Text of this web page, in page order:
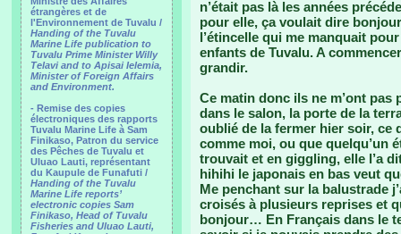
étrangères et de
l'Environnement de Tuvalu /
Handing of the Tuvalu
Marine Life publication to
Tuvalu Prime Minister Willy
Telavi and to Apisai Ielemia,
Minister of Foreign Affairs
and Environment.
- Remise des copies
électroniques des rapports
Tuvalu Marine Life à Sam
Finikaso, Patron du service
des Pêches de Tuvalu et
Uluao Lauti, représentant
du Kaupule de Funafuti /
Handing of the Tuvalu
Marine Life reports’
electronic copies Sam
Finikaso, Head of Tuvalu
Fisheries and Uluao Lauti,
n’était pas là les années
pour elle, ça voulait dire
l’étincelle qui me manquait
enfants de Tuvalu. A
grandir.
Ce matin donc ils ne m’ont
dans le salon, la porte de la
oublié de la fermer hier soir,
comme moi, ou que quelqu’un
trouvait et en giggling, elle l’a
hihihi le japonais en bas veut
Me penchant sur la balustrade
croisés à plusieurs reprises et
bonjour… En Français dans le